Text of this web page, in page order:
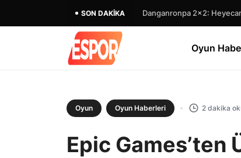
SON DAKIKA Danganronpa 2×2:
Oyun
Oyun Oyun Haberleri 2 dakika
Epic Games’ten